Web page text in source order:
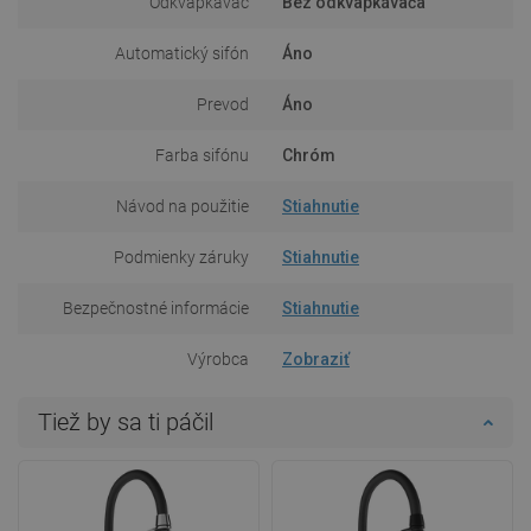
Automatický sifón Áno
Prevod Áno
Farba sifónu Chróm
Návod na použitie Stiahnutie
Podmienky záruky Stiahnutie
Bezpečnostné informácie Stiahnutie
Výrobca Zobraziť
Tiež by sa ti páčil